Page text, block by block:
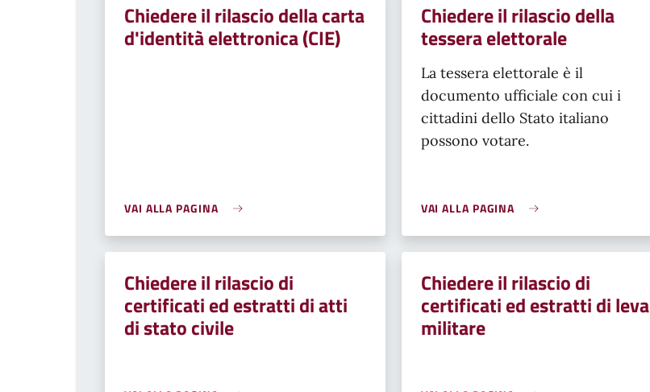
Chiedere il rilascio della carta
d'identità elettronica (CIE)
VAI ALLA PAGINA
Chiedere il rilascio della
tessera elettorale
La tessera elettorale è il
documento ufficiale con cui i
cittadini dello Stato italiano
possono votare.
VAI ALLA PAGINA
Chiedere il rilascio di
certificati ed estratti di atti
di stato civile
Chiedere il rilascio di
certificati ed estratti di leva
militare